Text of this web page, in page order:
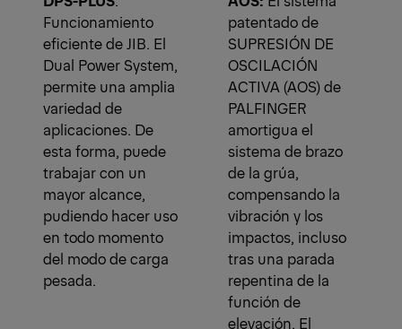
Funcionamiento
eficiente de JIB. El
Dual Power System,
permite una amplia
variedad de
aplicaciones. De
esta forma, puede
trabajar con un
mayor alcance,
pudiendo hacer uso
en todo momento
del modo de carga
pesada.
patentado de
SUPRESIÓN DE
OSCILACIÓN
ACTIVA (AOS) de
PALFINGER
amortigua el
sistema de brazo
de la grúa,
compensando la
vibración y los
impactos, incluso
tras una parada
repentina de la
función de
elevación. El